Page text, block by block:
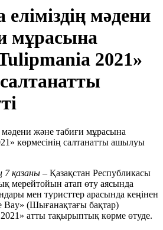
мәдени
мұрасына
2021»
7 қазаны – Қазақстан Республикасы
мерейтойын атап өту аясында
мен туристтер арасында кеңінен
Bay» (Шығанақтағы бақтар)
атты тақырыптық көрме өтуде.